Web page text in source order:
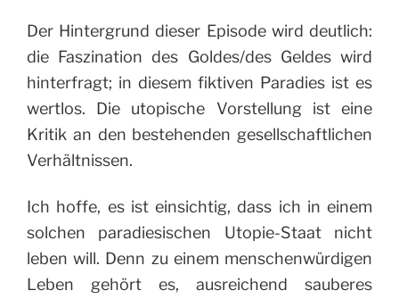
Der Hintergrund dieser Episode wird deutlich:
die Faszination des Goldes/des Geldes wird
hinterfragt; in diesem fiktiven Paradies ist es
wertlos. Die utopische Vorstellung ist eine
Kritik an den bestehenden gesellschaftlichen
Verhältnissen.
Ich hoffe, es ist einsichtig, dass ich in einem
solchen paradiesischen Utopie-Staat nicht
leben will. Denn zu einem menschenwürdigen
Leben gehört es, ausreichend sauberes